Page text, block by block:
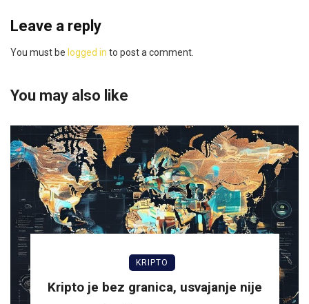
Leave a reply
You must be logged in to post a comment.
You may also like
KRIPTO
Kripto je bez granica, usvajanje nije